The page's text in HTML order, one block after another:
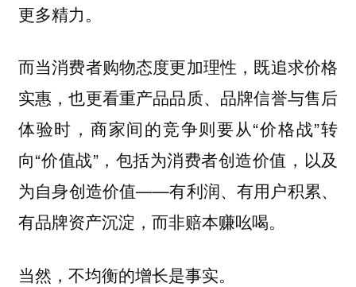
更多精力。
而当消费者购物态度更加理性，既追求价格
实惠，也更看重产品品质、品牌信誉与售后
体验时，商家间的竞争则要从“价格战”转
向“价值战”，包括为消费者创造价值，以及
为自身创造价值——有利润、有用户积累、
有品牌资产沉淀，而非赔本赚吆喝。
当然，不均衡的增长是事实。